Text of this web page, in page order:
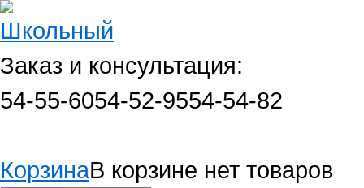
Заказ и консультация:
54-55-6054-52-9554-54-82
КорзинаВ корзине нет товаров